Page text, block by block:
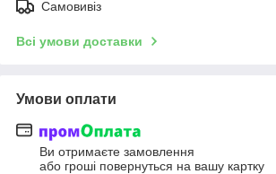
Самовивіз
Всі умови доставки
Умови оплати
Ви отримаєте замовлення
або гроші повернуться на вашу картку